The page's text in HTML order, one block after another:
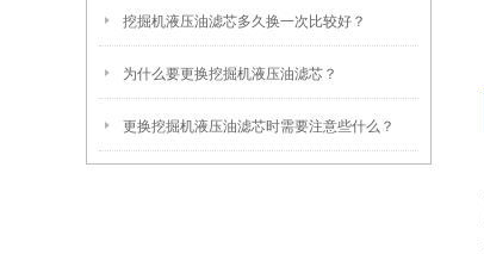
挖掘机液压油滤芯多久换一次比较好？
为什么要更换挖掘机液压油滤芯？
更换挖掘机液压油滤芯时需要注意些什么？